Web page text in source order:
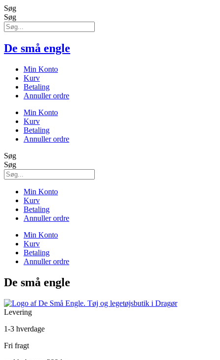
Søg
Søg
De små engle
Min Konto
Kurv
Betaling
Annuller ordre
Min Konto
Kurv
Betaling
Annuller ordre
Søg
Søg
Min Konto
Kurv
Betaling
Annuller ordre
Min Konto
Kurv
Betaling
Annuller ordre
De små engle
Levering
1-3 hverdage
Fri fragt